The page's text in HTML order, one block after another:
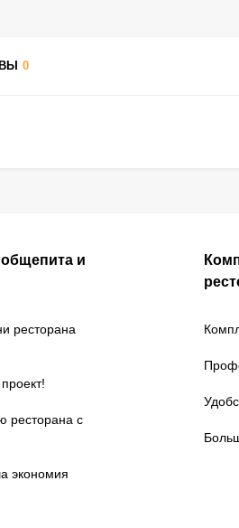
0
и
ресторана
ресторана с
экономия